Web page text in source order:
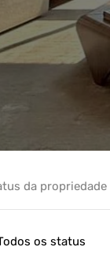
da propriedade
os status